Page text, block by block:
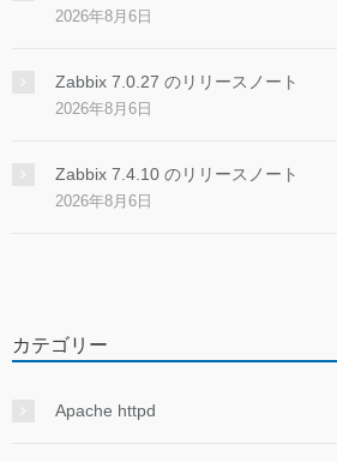
2026年8月6日
Zabbix 7.0.27 のリリースノート
2026年8月6日
Zabbix 7.4.10 のリリースノート
2026年8月6日
カテゴリー
Apache httpd